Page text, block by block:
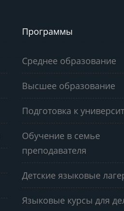
Программы
Среднее образование
Высшее образование
Подготовка к
Обучение в семье
преподавателя
Детские языковые
Языковые курсы для